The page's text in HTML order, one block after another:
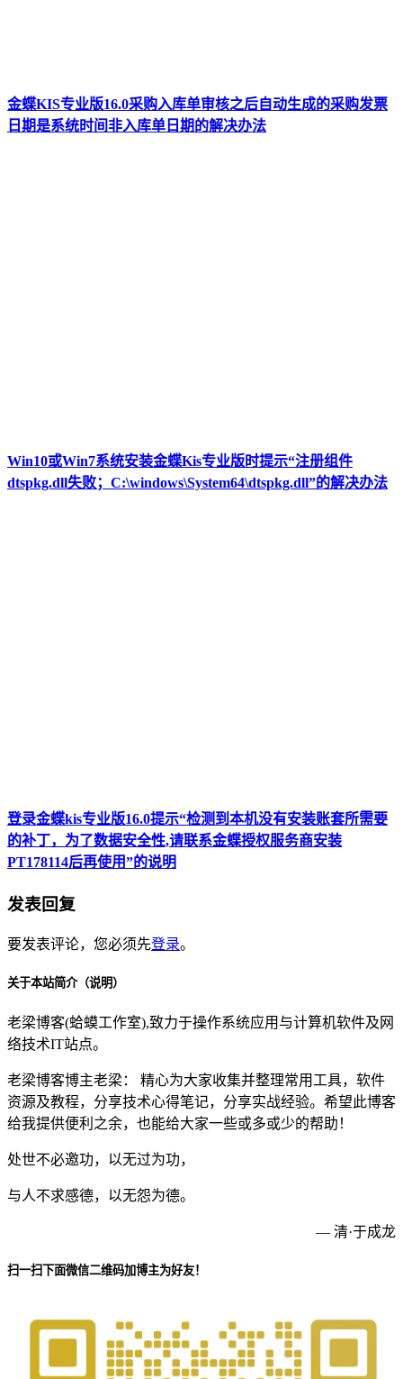
金蝶KIS专业版16.0采购入库单审核之后自动生成的采购发票
日期是系统时间非入库单日期的解决办法
Win10或Win7系统安装金蝶Kis专业版时提示“注册组件
dtspkg.dll失败；C:\windows\System64\dtspkg.dll”的解决办法
登录金蝶kis专业版16.0提示“检测到本机没有安装账套所需要
的补丁，为了数据安全性,请联系金蝶授权服务商安装
PT178114后再使用”的说明
发表回复
要发表评论，您必须先登录。
关于本站简介（说明）
老梁博客(蛤蟆工作室),致力于操作系统应用与计算机软件及网
络技术IT站点。
老梁博客博主老梁： 精心为大家收集并整理常用工具，软件
资源及教程，分享技术心得笔记，分享实战经验。希望此博客
给我提供便利之余，也能给大家一些或多或少的帮助！
处世不必邀功，以无过为功，
与人不求感德，以无怨为德。
— 清·于成龙
扫一扫下面微信二维码加博主为好友！